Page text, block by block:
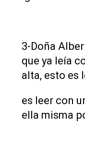
3-Doña
que ya leía
alta, esto es
es leer con
ella misma